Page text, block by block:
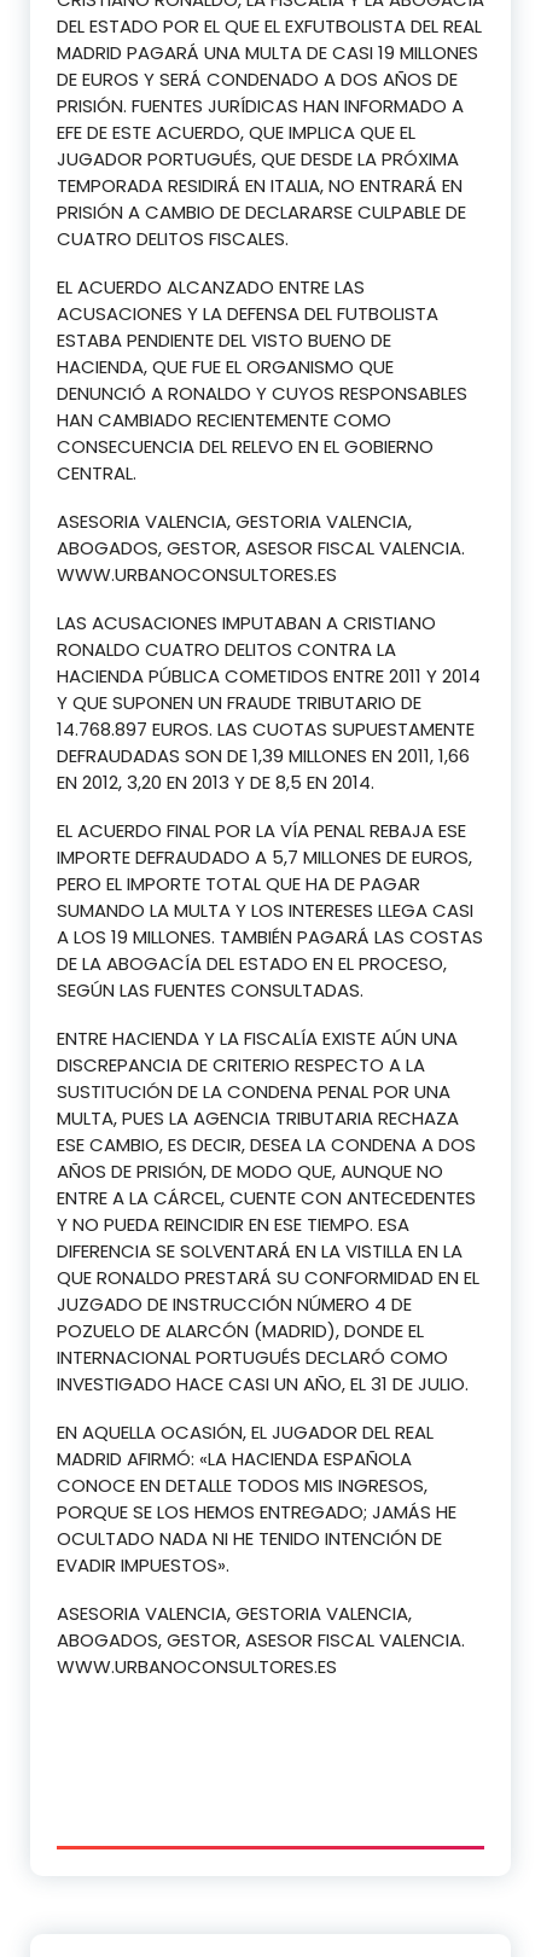
DEL ESTADO POR EL QUE EL EXFUTBOLISTA DEL REAL
MADRID PAGARÁ UNA MULTA DE CASI 19 MILLONES
DE EUROS Y SERÁ CONDENADO A DOS AÑOS DE
PRISIÓN. FUENTES JURÍDICAS HAN INFORMADO A
EFE DE ESTE ACUERDO, QUE IMPLICA QUE EL
JUGADOR PORTUGUÉS, QUE DESDE LA PRÓXIMA
TEMPORADA RESIDIRÁ EN ITALIA, NO ENTRARÁ EN
PRISIÓN A CAMBIO DE DECLARARSE CULPABLE DE
CUATRO DELITOS FISCALES.
EL ACUERDO ALCANZADO ENTRE LAS
ACUSACIONES Y LA DEFENSA DEL FUTBOLISTA
ESTABA PENDIENTE DEL VISTO BUENO DE
HACIENDA, QUE FUE EL ORGANISMO QUE
DENUNCIÓ A RONALDO Y CUYOS RESPONSABLES
HAN CAMBIADO RECIENTEMENTE COMO
CONSECUENCIA DEL RELEVO EN EL GOBIERNO
CENTRAL.
ASESORIA VALENCIA, GESTORIA VALENCIA,
ABOGADOS, GESTOR, ASESOR FISCAL VALENCIA.
WWW.URBANOCONSULTORES.ES
LAS ACUSACIONES IMPUTABAN A CRISTIANO
RONALDO CUATRO DELITOS CONTRA LA
HACIENDA PÚBLICA COMETIDOS ENTRE 2011 Y 2014
Y QUE SUPONEN UN FRAUDE TRIBUTARIO DE
14.768.897 EUROS. LAS CUOTAS SUPUESTAMENTE
DEFRAUDADAS SON DE 1,39 MILLONES EN 2011, 1,66
EN 2012, 3,20 EN 2013 Y DE 8,5 EN 2014.
EL ACUERDO FINAL POR LA VÍA PENAL REBAJA ESE
IMPORTE DEFRAUDADO A 5,7 MILLONES DE EUROS,
PERO EL IMPORTE TOTAL QUE HA DE PAGAR
SUMANDO LA MULTA Y LOS INTERESES LLEGA CASI
A LOS 19 MILLONES. TAMBIÉN PAGARÁ LAS COSTAS
DE LA ABOGACÍA DEL ESTADO EN EL PROCESO,
SEGÚN LAS FUENTES CONSULTADAS.
ENTRE HACIENDA Y LA FISCALÍA EXISTE AÚN UNA
DISCREPANCIA DE CRITERIO RESPECTO A LA
SUSTITUCIÓN DE LA CONDENA PENAL POR UNA
MULTA, PUES LA AGENCIA TRIBUTARIA RECHAZA
ESE CAMBIO, ES DECIR, DESEA LA CONDENA A DOS
AÑOS DE PRISIÓN, DE MODO QUE, AUNQUE NO
ENTRE A LA CÁRCEL, CUENTE CON ANTECEDENTES
Y NO PUEDA REINCIDIR EN ESE TIEMPO. ESA
DIFERENCIA SE SOLVENTARÁ EN LA VISTILLA EN LA
QUE RONALDO PRESTARÁ SU CONFORMIDAD EN EL
JUZGADO DE INSTRUCCIÓN NÚMERO 4 DE
POZUELO DE ALARCÓN (MADRID), DONDE EL
INTERNACIONAL PORTUGUÉS DECLARÓ COMO
INVESTIGADO HACE CASI UN AÑO, EL 31 DE JULIO.
EN AQUELLA OCASIÓN, EL JUGADOR DEL REAL
MADRID AFIRMÓ: «LA HACIENDA ESPAÑOLA
CONOCE EN DETALLE TODOS MIS INGRESOS,
PORQUE SE LOS HEMOS ENTREGADO; JAMÁS HE
OCULTADO NADA NI HE TENIDO INTENCIÓN DE
EVADIR IMPUESTOS».
ASESORIA VALENCIA, GESTORIA VALENCIA,
ABOGADOS, GESTOR, ASESOR FISCAL VALENCIA.
WWW.URBANOCONSULTORES.ES